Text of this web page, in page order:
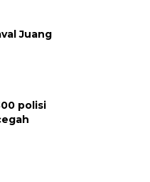
Juang
polisi